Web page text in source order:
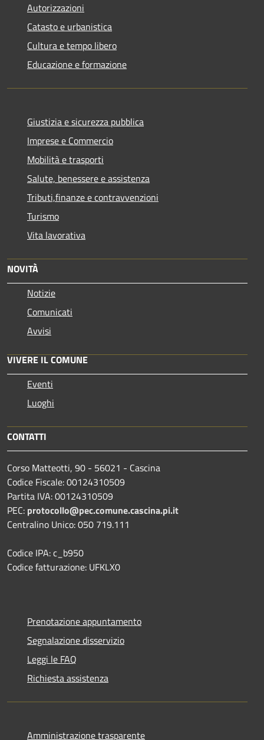
Autorizzazioni
Catasto e urbanistica
Cultura e tempo libero
Educazione e formazione
Giustizia e sicurezza pubblica
Imprese e Commercio
Mobilità e trasporti
Salute, benessere e assistenza
Tributi,finanze e contravvenzioni
Turismo
Vita lavorativa
NOVITÀ
Notizie
Comunicati
Avvisi
VIVERE IL COMUNE
Eventi
Luoghi
CONTATTI
Corso Matteotti, 90 - 56021 - Cascina
Codice Fiscale: 00124310509
Partita IVA: 00124310509
PEC: protocollo@pec.comune.cascina.pi.it
Centralino Unico: 050 719.111
Codice IPA: c_b950
Codice fatturazione: UFKLX0
Prenotazione appuntamento
Segnalazione disservizio
Leggi le FAQ
Richiesta assistenza
Amministrazione trasparente